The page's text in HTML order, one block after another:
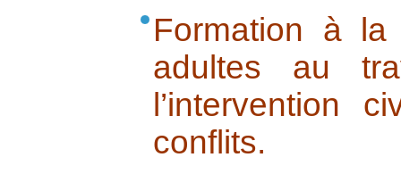
Formation à
adultes au
l’intervention
conflits.